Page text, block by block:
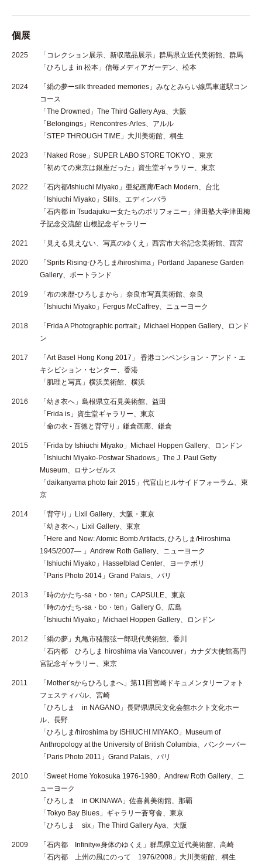
個展
2025
「コレクション展示、新収蔵品展示」群馬県立近代美術館、群馬
「ひろしま in 松本」信毎メディアガーデン、松本
2024
「絹の夢ーsilk threaded memories」みなとみらい線馬車道駅コン
コース
「The Drowned」The Third Gallery Aya、大阪
「Belongings」Rencontres-Arles、アルル
「STEP THROUGH TIME」大川美術館、桐生
2023
「Naked Rose」SUPER LABO STORE TOKYO 、東京
「初めての東京は銀座だった」資生堂ギャラリー、東京
2022
「石内都/Ishiuchi Miyako」亜紀画廊/Each Modern、台北
「Ishiuchi Miyako」Stills、エディンバラ
「石内都 in Tsudajukuー女たちのポリフォニー」津田塾大学津田梅
子記念交流館 山根記念ギャラリー
2021 「見える見えない、写真のゆくえ」西宮市大谷記念美術館、西宮
2020
「Sprits Rising-ひろしま/hiroshima」Portland Japanese Garden
Gallery、ポートランド
2019
「布の来歴-ひろしまから」奈良市写真美術館、奈良
「Ishiuchi Miyako」Fergus McCaffrey、ニューヨーク
2018
「Frida A Photographic portrait」Michael Hoppen Gallery、ロンド
ン
2017
「Art Basel Hong Kong 2017」 香港コンベンション・アンド・エ
キシビション・センター、香港
「肌理と写真」横浜美術館、横浜
2016
「幼き衣へ」島根県立石見美術館、益田
「Frida is」資生堂ギャラリー、東京
「命の衣 - 百徳と背守り」鎌倉画廊、鎌倉
2015
「Frida by Ishiuchi Miyako」Michael Hoppen Gallery、ロンドン
「Ishiuchi Miyako-Postwar Shadows」The J. Paul Getty
Museum、ロサンゼルス
「daikanyama photo fair 2015」代官山ヒルサイドフォーラム、東
京
2014
「背守り」Lixil Gallery、大阪・東京
「幼き衣へ」Lixil Gallery、東京
「Here and Now: Atomic Bomb Artifacts, ひろしま/Hiroshima
1945/2007— 」Andrew Roth Gallery、ニューヨーク
「Ishiuchi Miyako」Hasselblad Center、ヨーテボリ
「Paris Photo 2014」Grand Palais、パリ
2013
「時のかたち-sa・bo・ten」CAPSULE、東京
「時のかたち-sa・bo・ten」Gallery G、広島
「Ishiuchi Miyako」Michael Hoppen Gallery、ロンドン
2012
「絹の夢」丸亀市猪熊弦一郎現代美術館、香川
「石内都 ひろしま hiroshima via Vancouver」カナダ大使館高円
宮記念ギャラリー、東京
2011
「Mother’sからひろしまへ」第11回宮崎ドキュメンタリーフォト
フェスティバル、宮崎
「ひろしま in NAGANO」長野県県民文化会館ホクト文化ホー
ル、長野
「ひろしま/hiroshima by ISHIUCHI MIYAKO」Museum of
Anthropology at the University of British Columbia、バンクーバー
「Paris Photo 2011」Grand Palais、パリ
2010
「Sweet Home Yokosuka 1976-1980」Andrew Roth Gallery、ニ
ューヨーク
「ひろしま in OKINAWA」佐喜眞美術館、那覇
「Tokyo Bay Blues」ギャラリー蒼穹舎、東京
「ひろしま six」The Third Gallery Aya、大阪
2009
「石内都 Infinity∞身体のゆくえ」群馬県立近代美術館、高崎
「石内都 上州の風にのって 1976/2008」大川美術館、桐生